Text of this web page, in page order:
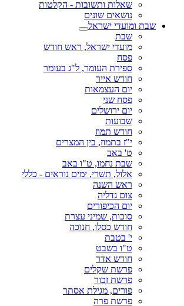
שאלות ותשובות - הקלטות
נושאים שונים
שבת ומועדי ישראל
שבת
מועדי ישראל, ראש חודש
פסח
ספירת העומר, ל"ג בעומר
חודש אייר
יום העצמאות
פסח שני
יום ירושלים
שבועות
חודש תמוז
י"ז בתמוז, בין המצרים
ט' באב
שבת נחמו, ט"ו באב
אלול, תשרי, ימים נוראים - כללי
ראש השנה
צום גדליה
יום הכיפורים
סוכות, שמיני עצרת
חודש כסלו, חנוכה
י' בטבת
ט"ו בשבט
חודש אדר
פרשת שקלים
פרשת זכור
פורים, מגילת אסתר
פרשת פרה